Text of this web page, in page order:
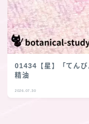
01434【星】「てん
精油
2026.07.30